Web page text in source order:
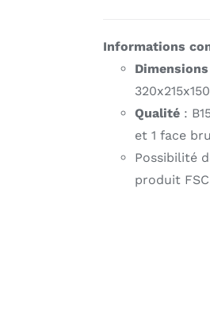
Informations
Qualité :
et 1 face
Possibilité
produit FSC